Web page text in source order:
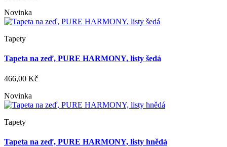
Novinka
Tapety
Tapeta na zeď, PURE HARMONY, listy šedá
466,00 Kč
Novinka
Tapety
Tapeta na zeď, PURE HARMONY, listy hnědá